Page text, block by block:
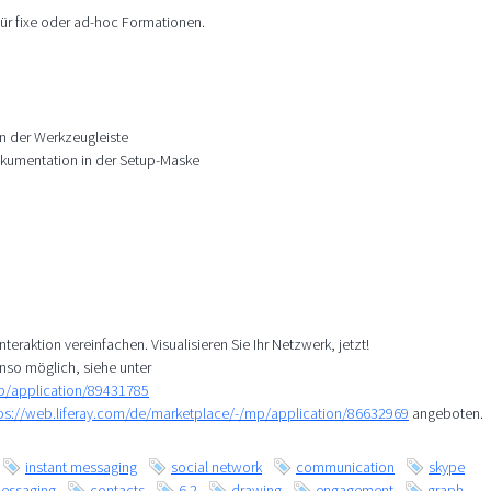
fixe oder ad-hoc Formationen.
der Werkzeugleiste
in der Setup-Maske
vereinfachen. Visualisieren Sie Ihr Netzwerk, jetzt!
möglich, siehe unter
application/89431785
web.liferay.com/de/marketplace/-/mp/application/86632969 angeboten.
instant messaging social network communication
skype